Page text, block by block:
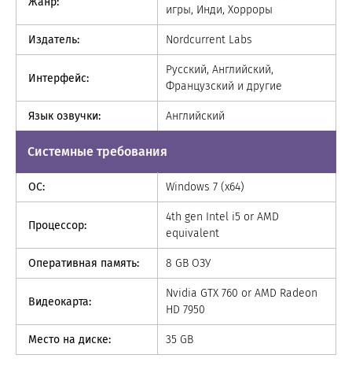
игры, Инди, Хорроры
Издатель: Nordcurrent Labs
Интерфейс:
Русский, Английский,
Французский и другие
Язык озвучки: Английский
Системные требования
ОС: Windows 7 (x64)
Процессор:
4th gen Intel i5 or AMD
equivalent
Оперативная память: 8 GB ОЗУ
Видеокарта:
Nvidia GTX 760 or AMD Radeon
HD 7950
Место на диске: 35 GB